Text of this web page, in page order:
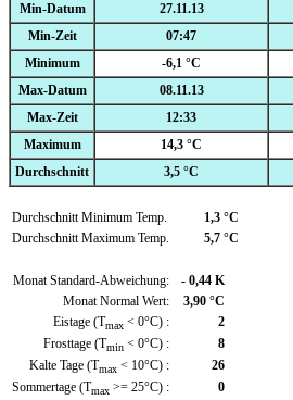
Min-Datum 27.11.13
Min-Zeit
07:47
Minimum
-6,1 °C
Max-Datum
08.11.13
Max-Zeit
12:33
Maximum
14,3 °C
Durchschnitt
3,5 °C
Durchschnitt Minimum Temp.
1,3 °C
Durchschnitt Maximum Temp.
5,7 °C
Monat Standard-Abweichung:
- 0,44 K
Monat Normal Wert:
3,90 °C
Eistage (Tmax < 0°C) :
2
Frosttage (Tmin < 0°C) :
8
Kalte Tage (Tmax < 10°C) :
26
Sommertage (Tmax >= 25°C) :
0